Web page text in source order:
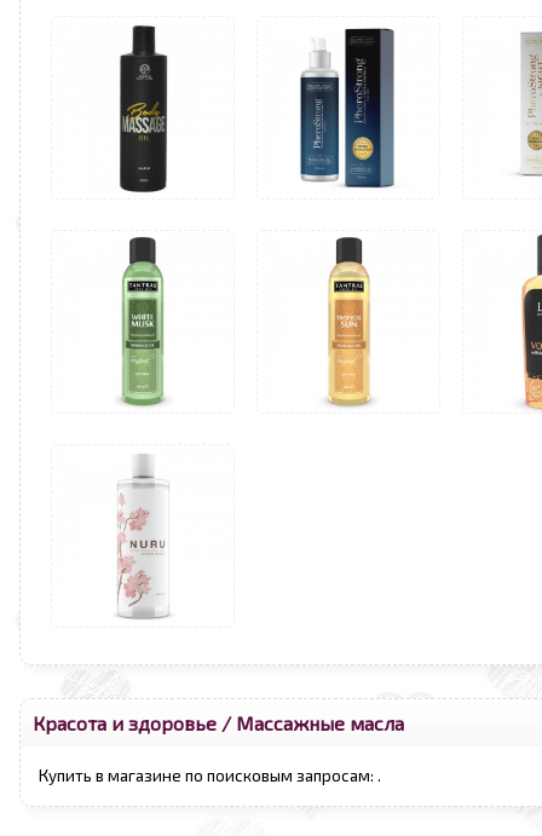
Красота и здоровье / Массажные масла
Купить в магазине по поисковым запросам: .